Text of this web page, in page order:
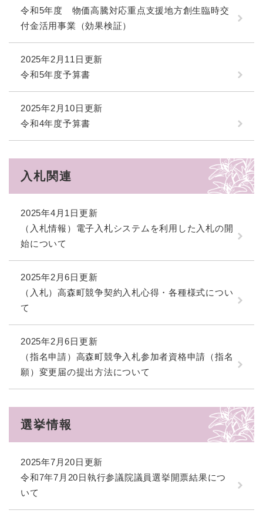
令和5年度 物価高騰対応重点支援地方創生臨時交
付金活用事業（効果検証）
2025年2月11日更新
令和5年度予算書
2025年2月10日更新
令和4年度予算書
入札関連
2025年4月1日更新
（入札情報）電子入札システムを利用した入札の開
始について
2025年2月6日更新
（入札）高森町競争契約入札心得・各種様式につい
て
2025年2月6日更新
（指名申請）高森町競争入札参加者資格申請（指名
願）変更届の提出方法について
選挙情報
2025年7月20日更新
令和7年7月20日執行参議院議員選挙開票結果につ
いて